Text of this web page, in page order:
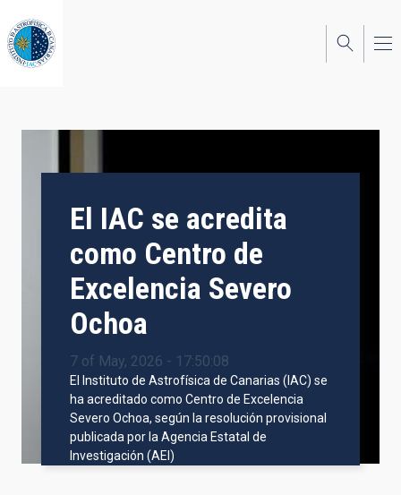
to
main
content
El IAC se acredita
como Centro de
Excelencia Severo
Ochoa
7 of May, 2026 - 17:50:08
El Instituto de Astrofísica de Canarias (IAC) se
ha acreditado como Centro de Excelencia
Severo Ochoa, según la resolución provisional
publicada por la Agencia Estatal de
Investigación (AEI)